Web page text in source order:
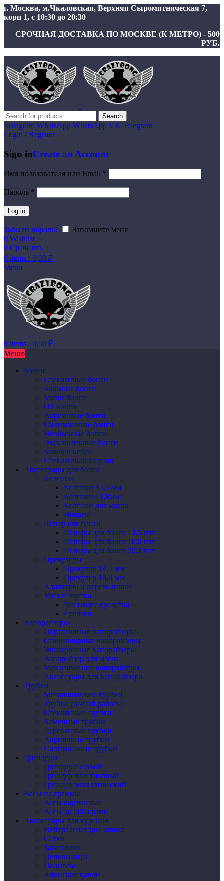
г. Москва, м.Чкаловская, Верхняя Сыромятническая 7,
корп 1, с 10:30 до 20:30
СРОЧНАЯ ДОСТАВКА ПО МОСКВЕ (К МЕТРО) - 500
РУБ.
Search
Instagram WhatsApp WhatsApp VK Telegram
Login / Register
Sign inCreate an Account
Имя пользователя или Email *
Пароль *
Log in
Забыли пароль?
Запомните меня
0 Wishlist
0 Сравнить
0 items / 0,00 ₽
Menu
0 items / 0,00 ₽
Меню
Бонги
Стеклянные бонги
Большие бонги
Мини бонги
Oil Бонги
Акриловые бонги
Силиконовые бонги
Необычные бонги
Эксклюзивные бонги
Бонги в кейсе
Стеклянный водник
Аксессуары для бонга
Колпаки
Колпаки 14,5 мм
Колпаки 18,8мм
Колпаки для масла
Напасы
Шлиф для бонга
Шлифы для бонга 14,5 mm
Шлифы для бонга 18,8 mm
Шлифы для бонга 29,2 mm
Прекулеры
Прекулер 14,5 мм
Прекулер 18,8 мм
Адаптеры и переходники
Уход и чистка
Чистящие средства
Ершики
Вапорайзеры
Портативные вапорайзеры
Стационарные вапорайзеры
Электронные вапорайзеры
Вапорайзер для масла
Механические вапорайзеры
Аксессуары для вапорайзера
Трубки
Металлические трубки
Трубки ручной работы
Стеклянные трубки
Каменные трубки
Деревянные трубки
Акриловые трубки
Силиконовые трубки
Гриндеры
Гриндер с сеткой
Гриндер пластиковый
Гриндер металлический
Весы на граммы
Весы карманные
Весы до 500 грамм
Аксессуары для курения
Нейтрализаторы запаха
Сетки
Зажигалки
Пепельницы
Подносы
Японские капли